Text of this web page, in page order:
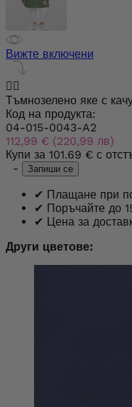
Вижте включени
 
Тъмнозелено яке с
Код на продукта:
04-015-0043-A2
112,99 € (220,99 лв)
Купи за 101.69 € с
-
Запиши се
✔ Плащане при
✔ Поръчайте до
✔ Цена за
Други цветове: